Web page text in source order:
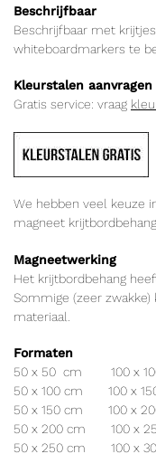
Beschrijfbaar
Beschrijfbaar met
whiteboardmarkers te
Kleurstalen aanvragen
Gratis service: vraag
We hebben veel keuze
magneet krijtbordbehang.
Magneetwerking
Het krijtbordbehang
Sommige (zeer
materiaal.
Formaten
50 x 50 cm 100 x
50 x 100 cm 100 x
50 x 150 cm 100 x
50 x 200 cm 100 x
50 x 250 cm 100 x